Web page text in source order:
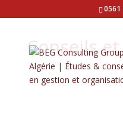
0561
Conseils